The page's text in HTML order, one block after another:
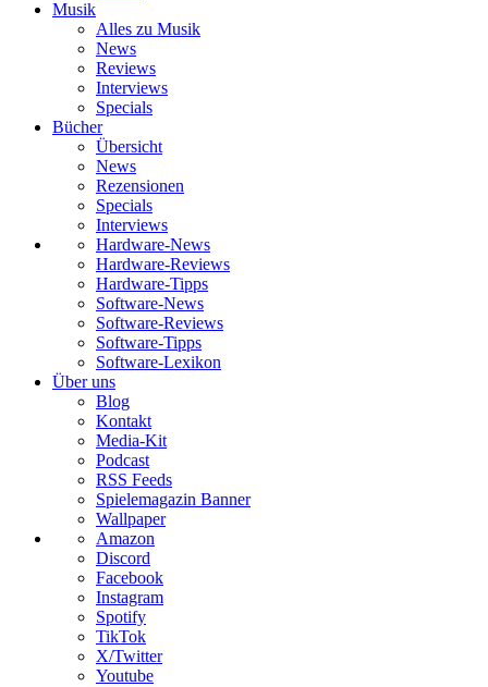
Musik
Alles zu Musik
News
Reviews
Interviews
Specials
Bücher
Übersicht
News
Rezensionen
Specials
Interviews
Hardware-News
Hardware-Reviews
Hardware-Tipps
Software-News
Software-Reviews
Software-Tipps
Software-Lexikon
Über uns
Blog
Kontakt
Media-Kit
Podcast
RSS Feeds
Spielemagazin Banner
Wallpaper
Amazon
Discord
Facebook
Instagram
Spotify
TikTok
X/Twitter
Youtube